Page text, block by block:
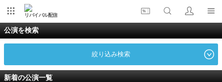
リバイバル配信
公演を検索
絞り込み検索
新着の公演一覧